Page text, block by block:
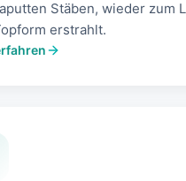
Stäben, wieder zum
erstrahlt.